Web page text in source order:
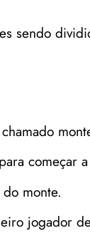
sendo
começar
monte.
jogador